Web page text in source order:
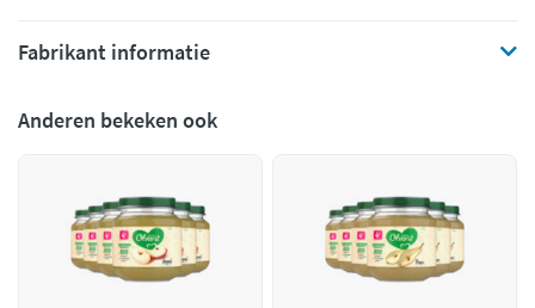
Fabrikant informatie
Anderen bekeken ook